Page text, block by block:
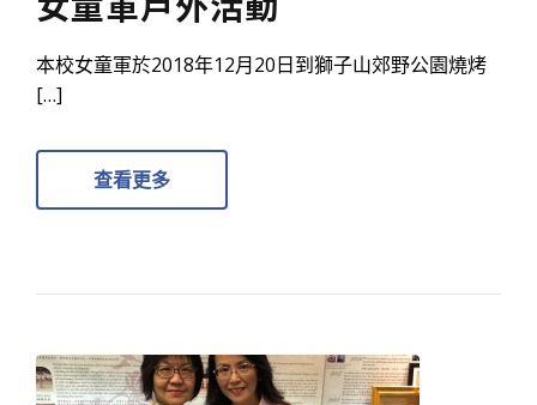
本校女童軍於2018年12月20日到獅子山郊野公園燒烤
[…]
查看更多